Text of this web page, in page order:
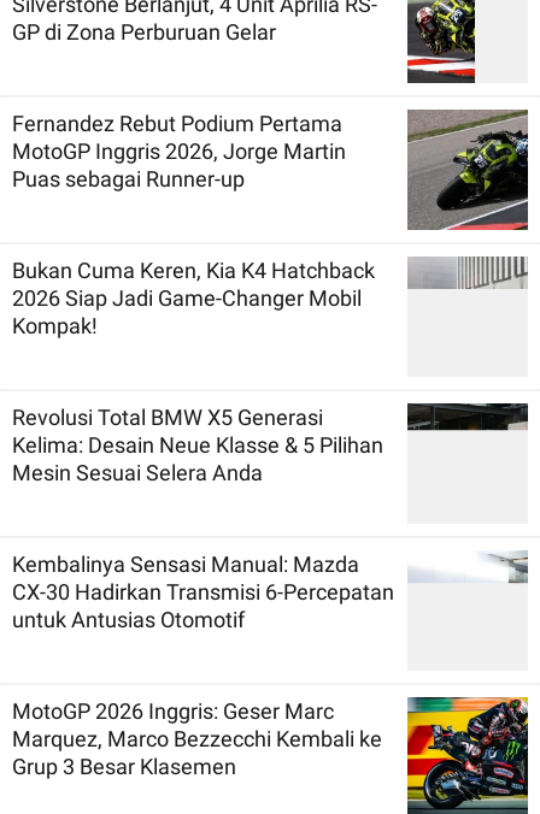
GP di Zona Perburuan Gelar
Fernandez Rebut Podium Pertama
MotoGP Inggris 2026, Jorge Martin
Puas sebagai Runner-up
Bukan Cuma Keren, Kia K4 Hatchback
2026 Siap Jadi Game-Changer Mobil
Kompak!
Revolusi Total BMW X5 Generasi
Kelima: Desain Neue Klasse & 5 Pilihan
Mesin Sesuai Selera Anda
Kembalinya Sensasi Manual: Mazda
CX-30 Hadirkan Transmisi 6-Percepatan
untuk Antusias Otomotif
MotoGP 2026 Inggris: Geser Marc
Marquez, Marco Bezzecchi Kembali ke
Grup 3 Besar Klasemen